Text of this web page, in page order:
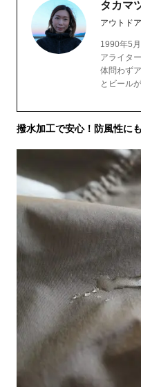
タカマ
アウトド
1990年5
アライタ
体問わず
とビール
撥水加工で安心！防風性に